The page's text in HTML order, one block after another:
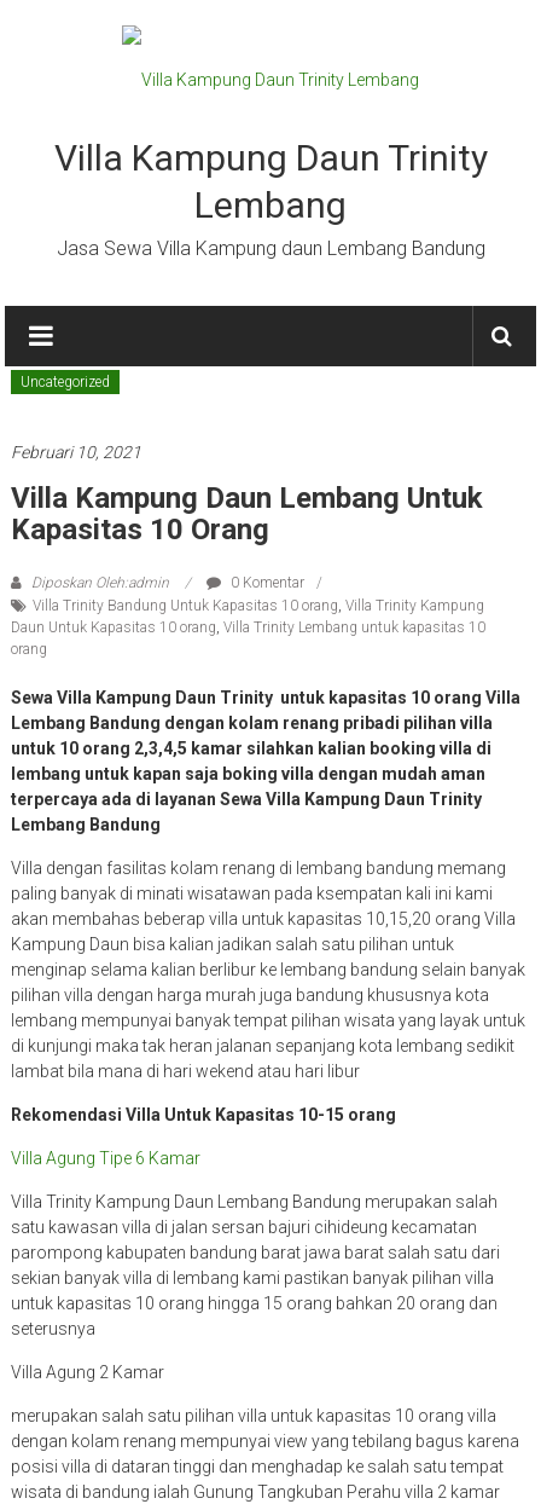
Villa Kampung Daun Trinity
Lembang
Jasa Sewa Villa Kampung daun Lembang Bandung
Uncategorized
Februari 10, 2021
Villa Kampung Daun Lembang Untuk
Kapasitas 10 Orang
Diposkan Oleh:admin
0 Komentar
Villa Trinity Bandung Untuk Kapasitas 10 orang, Villa Trinity Kampung
Daun Untuk Kapasitas 10 orang, Villa Trinity Lembang untuk kapasitas 10
orang
Sewa Villa Kampung Daun Trinity untuk kapasitas 10 orang Villa
Lembang Bandung dengan kolam renang pribadi pilihan villa
untuk 10 orang 2,3,4,5 kamar silahkan kalian booking villa di
lembang untuk kapan saja boking villa dengan mudah aman
terpercaya ada di layanan Sewa Villa Kampung Daun Trinity
Lembang Bandung
Villa dengan fasilitas kolam renang di lembang bandung memang
paling banyak di minati wisatawan pada ksempatan kali ini kami
akan membahas beberap villa untuk kapasitas 10,15,20 orang Villa
Kampung Daun bisa kalian jadikan salah satu pilihan untuk
menginap selama kalian berlibur ke lembang bandung selain banyak
pilihan villa dengan harga murah juga bandung khususnya kota
lembang mempunyai banyak tempat pilihan wisata yang layak untuk
di kunjungi maka tak heran jalanan sepanjang kota lembang sedikit
lambat bila mana di hari wekend atau hari libur
Rekomendasi Villa Untuk Kapasitas 10-15 orang
Villa Agung Tipe 6 Kamar
Villa Trinity Kampung Daun Lembang Bandung merupakan salah
satu kawasan villa di jalan sersan bajuri cihideung kecamatan
parompong kabupaten bandung barat jawa barat salah satu dari
sekian banyak villa di lembang kami pastikan banyak pilihan villa
untuk kapasitas 10 orang hingga 15 orang bahkan 20 orang dan
seterusnya
Villa Agung 2 Kamar
merupakan salah satu pilihan villa untuk kapasitas 10 orang villa
dengan kolam renang mempunyai view yang tebilang bagus karena
posisi villa di dataran tinggi dan menghadap ke salah satu tempat
wisata di bandung ialah Gunung Tangkuban Perahu villa 2 kamar